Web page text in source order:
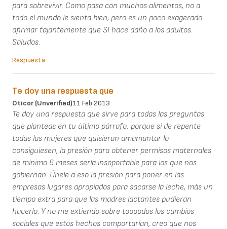
para sobrevivir. Como pasa con muchos alimentos, no a
todo el mundo le sienta bien, pero es un poco exagerado
afirmar tajantemente que SI hace daño a los adultos.
Saludos.
Respuesta
Te doy una respuesta que
Oticor (unverified)11 Feb 2013
Te doy una respuesta que sirve para todas las preguntas
que planteas en tu último párrafo: porque si de repente
todas las mujeres que quisieran amamantar lo
consiguiesen, la presión para obtener permisos maternales
de mínimo 6 meses sería insoportable para los que nos
gobiernan. Únele a eso la presión para poner en las
empresas lugares apropiados para sacarse la leche, más un
tiempo extra para que las madres lactantes pudieran
hacerlo. Y no me extiendo sobre toooodos los cambios
sociales que estos hechos comportarían, creo que nos